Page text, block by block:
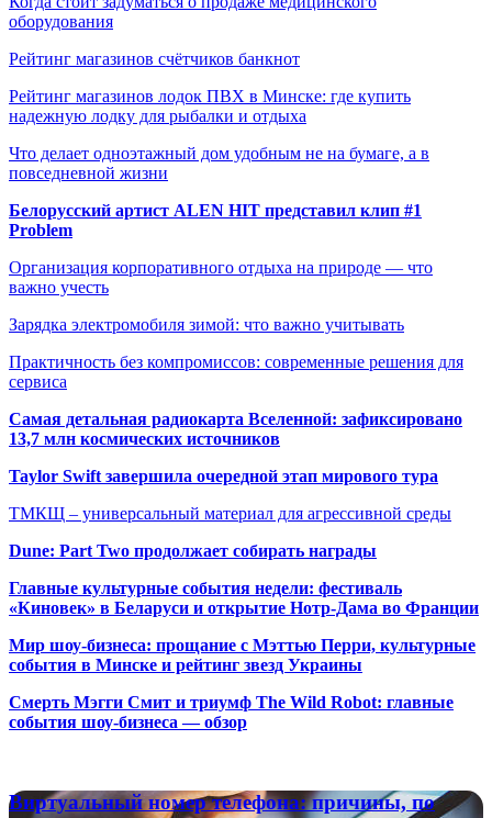
оборудования
Рейтинг магазинов счётчиков банкнот
Рейтинг магазинов лодок ПВХ в Минске: где купить
надежную лодку для рыбалки и отдыха
Что делает одноэтажный дом удобным не на бумаге, а в
повседневной жизни
Белорусский артист ALEN HIT представил клип #1
Problem
Организация корпоративного отдыха на природе — что
важно учесть
Зарядка электромобиля зимой: что важно учитывать
Практичность без компромиссов: современные решения для
сервиса
Самая детальная радиокарта Вселенной: зафиксировано
13,7 млн космических источников
Taylor Swift завершила очередной этап мирового тура
ТМКЩ – универсальный материал для агрессивной среды
Dune: Part Two продолжает собирать награды
Главные культурные события недели: фестиваль
«Киновек» в Беларуси и открытие Нотр-Дама во Франции
Мир шоу-бизнеса: прощание с Мэттью Перри, культурные
события в Минске и рейтинг звезд Украины
Смерть Мэгги Смит и триумф The Wild Robot: главные
события шоу-бизнеса — обзор
Виртуальный
Виртуальный номер телефона: причины, по